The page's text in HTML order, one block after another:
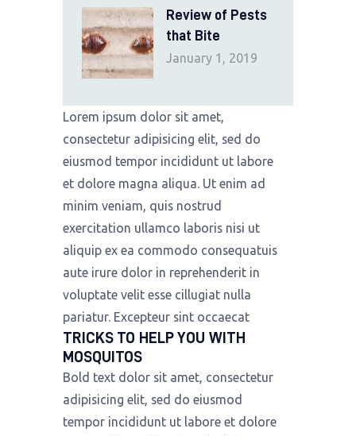
Review of Pests
that Bite
January 1, 2019
Lorem ipsum dolor sit amet,
consectetur adipisicing elit, sed do
eiusmod tempor incididunt ut labore
et dolore magna aliqua. Ut enim ad
minim veniam, quis nostrud
exercitation ullamco laboris nisi ut
aliquip ex ea commodo consequatuis
aute irure dolor in reprehenderit in
voluptate velit esse cillugiat nulla
pariatur. Excepteur sint occaecat
TRICKS TO HELP YOU WITH
MOSQUITOS
Bold text dolor sit amet, consectetur
adipisicing elit, sed do eiusmod
tempor incididunt ut labore et dolore